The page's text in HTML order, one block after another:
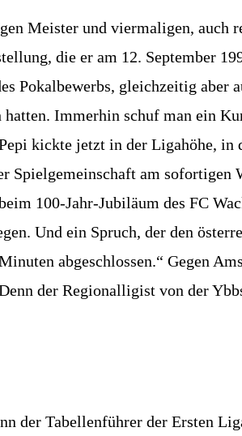
Meister und viermaligen, auch
die er am 12. September
Pokalbewerbs, gleichzeitig aber
Immerhin schuf man ein
kickte jetzt in der Ligahöhe,
Spielgemeinschaft am
100-Jahr-Jubiläum des FC
Und ein Spruch, der den
abgeschlossen.“ Gegen
der Regionalligist von der
der Tabellenführer der Ersten